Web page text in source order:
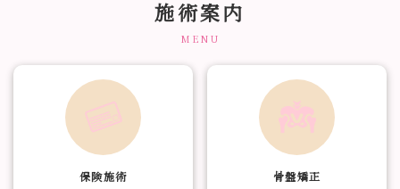
施術案内
MENU
保険施術
骨盤矯正